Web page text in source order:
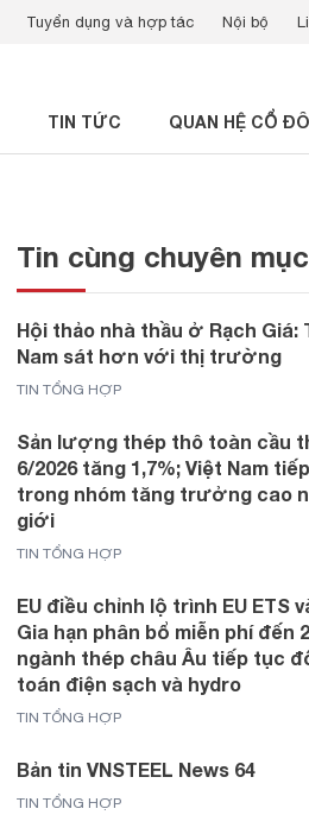
Tuyển dụng và hợp tác Nội bộ
TIN TỨC QUAN HỆ CỔ
Tin cùng chuyên mục
Hội thảo nhà thầu ở Rạch Giá:
Nam sát hơn với thị trường
TIN TỔNG HỢP
Sản lượng thép thô toàn cầu
6/2026 tăng 1,7%; Việt Nam
trong nhóm tăng trưởng cao
giới
TIN TỔNG HỢP
EU điều chỉnh lộ trình EU ETS
Gia hạn phân bổ miễn phí đến
ngành thép châu Âu tiếp tục
toán điện sạch và hydro
TIN TỔNG HỢP
Bản tin VNSTEEL News 64
TIN TỔNG HỢP